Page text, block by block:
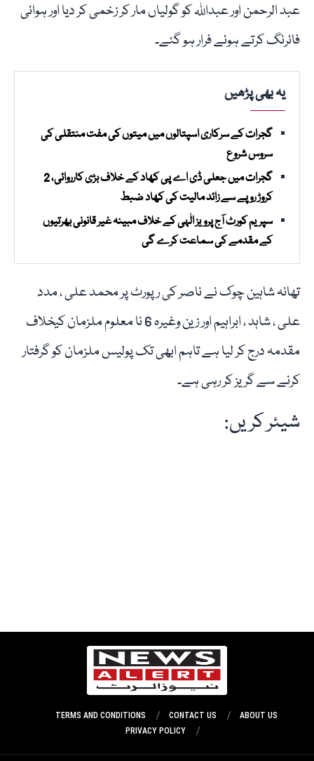
عبد الرحمن اور عبداللہ کو گولیاں مار کر زخمی کر دیا اور ہوائی
فائرنگ کرتے ہوئے فرار ہو گئے۔
یہ بھی پڑھیں
گجرات کے سرکاری اسپتالوں میں میتوں کی مفت منتقلی کی
سروس شروع
گجرات میں جعلی ڈی اے پی کھاد کے خلاف بڑی کارروائی، 2
کروڑ روپے سے زائد مالیت کی کھاد ضبط
سپریم کورٹ آج پرویز الٰہی کے خلاف مبینہ غیر قانونی بھرتیوں
کے مقدمے کی سماعت کرے گی
تھانہ شاہین چوک نے ناصر کی رپورٹ پر محمد علی ، مدد
علی ، شاہد ، ابراہیم اور زین وغیرہ 6 نا معلوم ملزمان کیخلاف
مقدمہ درج کر لیا ہے تاہم ابھی تک پولیس ملزمان کو گرفتار
کرنے سے گریز کر رہی ہے۔
شیئر کریں:
ABOUT US
CONTACT US
TERMS AND CONDITIONS
PRIVACY POLICY